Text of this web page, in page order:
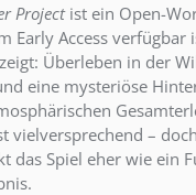
Projectist ein Open-
Early Access verfügbar
Überleben in der
eine mysteriöse
vielversprechend –
das Spiel eher wie ein